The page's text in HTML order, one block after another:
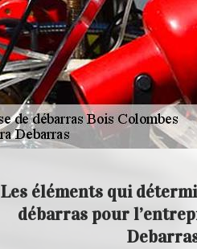
Les éléments qui
débarras pour